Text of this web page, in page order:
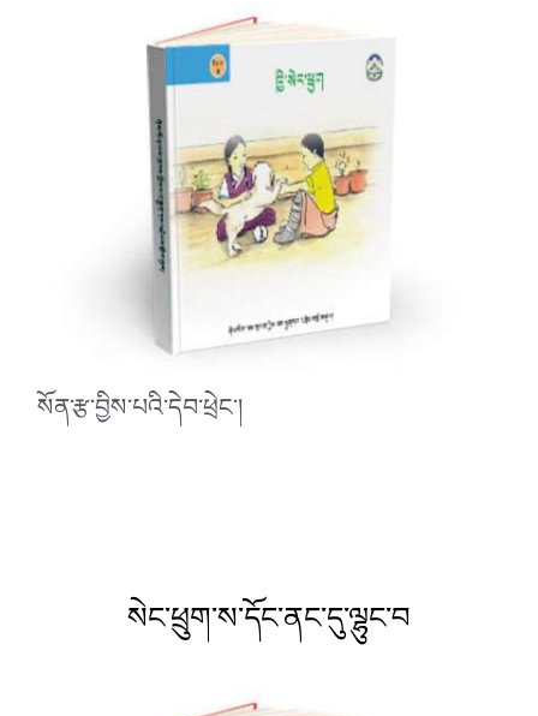
སོན་རྩ་བྱིས་པའི་དེབ་ཕྲེང་།
སེང་ཕྲུག་ས་དོང་ནང་དུ་ལྷུང་བ